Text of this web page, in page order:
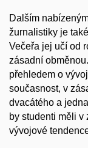
Dalším
žurnalistiky je
Večeřa jej učí od
zásadní
přehledem o
současnost, v
dvacátého a
by studenti měli
vývojové